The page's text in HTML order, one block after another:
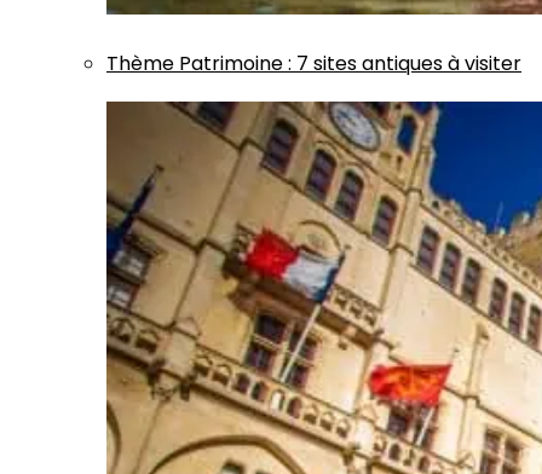
Thème Patrimoine: 7 sites antiques à visiter